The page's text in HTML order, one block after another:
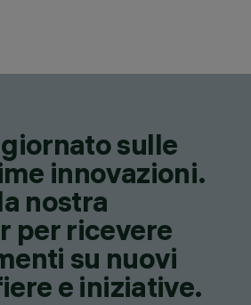
sulle
innovazioni.
nostra
per ricevere
su nuovi
e iniziative.